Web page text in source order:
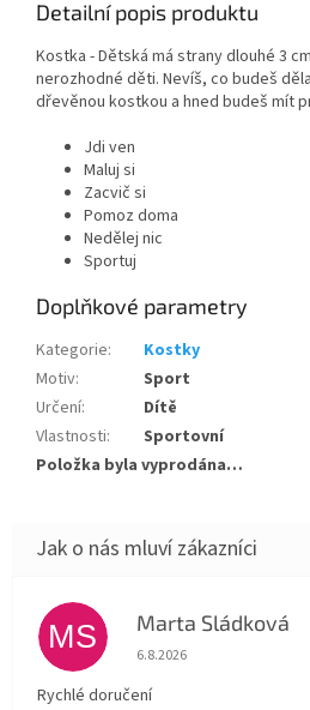
Detailní popis produktu
Kostka - Dětská má strany dlouhé 3
nerozhodné děti. Nevíš, co budeš
dřevěnou kostkou a hned budeš mít
Jdi ven
Maluj si
Zacvič si
Pomoz doma
Nedělej nic
Sportuj
Doplňkové parametry
Kategorie:
Kostky
Motiv:
Sport
Určení:
Dítě
Vlastnosti:
Sportovní
Položka byla vyprodána…
MS Marta Sládková
Hodnocení obchodu je 5
6.8.2026
Rychlé doručení